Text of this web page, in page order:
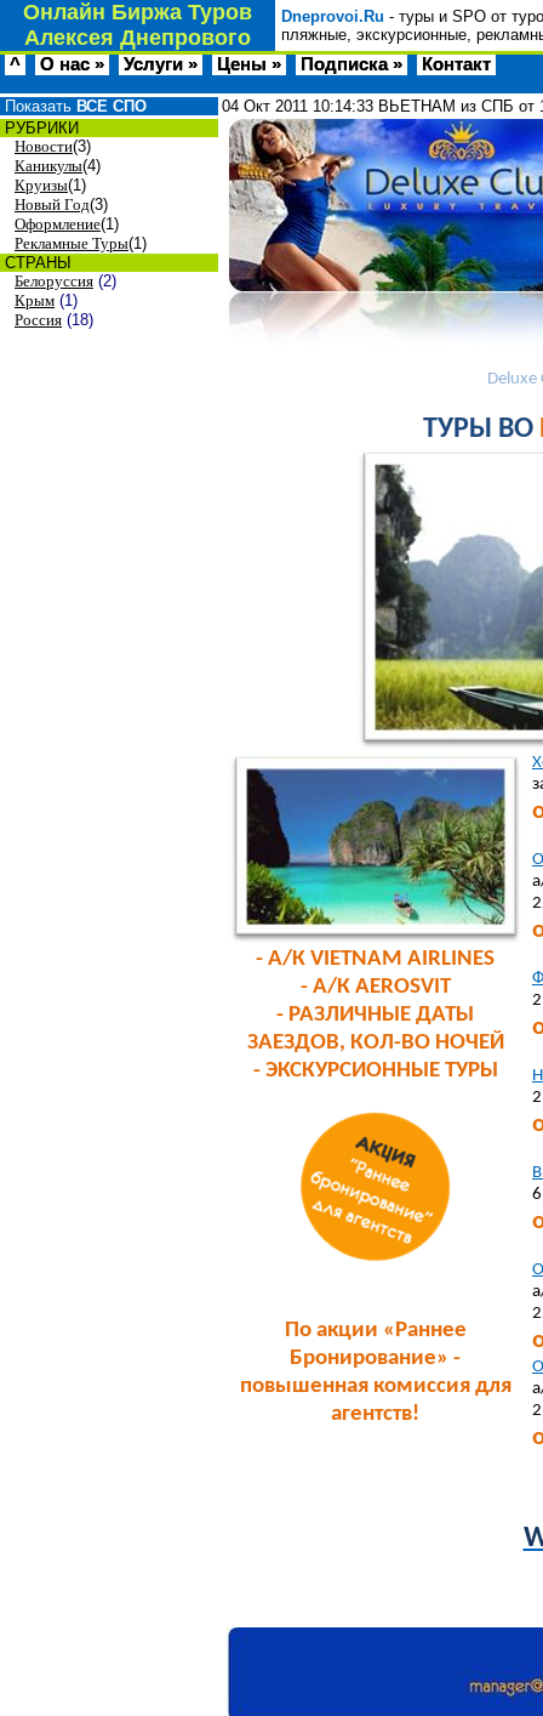
Онлайн Биржа Туров
Алексея Днепрового
Dneprovoi.Ru - туры и SPO от
пляжные, экскурсионные,
^ О нас » Услуги » Цены » Подписка » Контакт
Показать ВСЕ СПО
РУБРИКИ
Новости(3)
Каникулы(4)
Круизы(1)
Новый Год(3)
Оформление(1)
Рекламные Туры(1)
СТРАНЫ
Белоруссия (2)
Крым (1)
Россия (18)
04 Окт 2011 10:14:33 ВЬЕТНАМ из СПБ от
Deluxe
ТУРЫ ВО
- А/К VIETNAM AIRLINES
- А/К AEROSVIT
- РАЗЛИЧНЫЕ ДАТЫ
ЗАЕЗДОВ, КОЛ-ВО НОЧЕЙ
- ЭКСКУРСИОННЫЕ ТУРЫ
По акции «Раннее
Бронирование» -
повышенная комиссия для
агентств!